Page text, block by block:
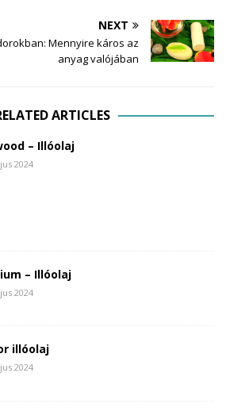
NEXT
Mennyire káros az
anyag valójában
ARTICLES
– Illóolaj
2024
– Illóolaj
2024
illóolaj
2024